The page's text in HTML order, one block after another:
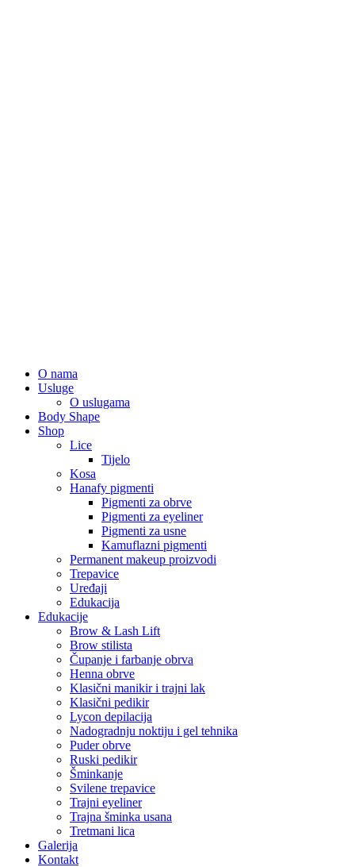
O nama
Usluge
O uslugama
Body Shape
Shop
Lice
Tijelo
Kosa
Hanafy pigmenti
Pigmenti za obrve
Pigmenti za eyeliner
Pigmenti za usne
Kamuflazni pigmenti
Permanent makeup proizvodi
Trepavice
Uređaji
Edukacija
Edukacije
Brow & Lash Lift
Brow stilista
Čupanje i farbanje obrva
Henna obrve
Klasični manikir i trajni lak
Klasični pedikir
Lycon depilacija
Nadogradnju noktiju i gel tehnika
Puder obrve
Ruski pedikir
Šminkanje
Svilene trepavice
Trajni eyeliner
Trajna šminka usana
Tretmani lica
Galerija
Kontakt